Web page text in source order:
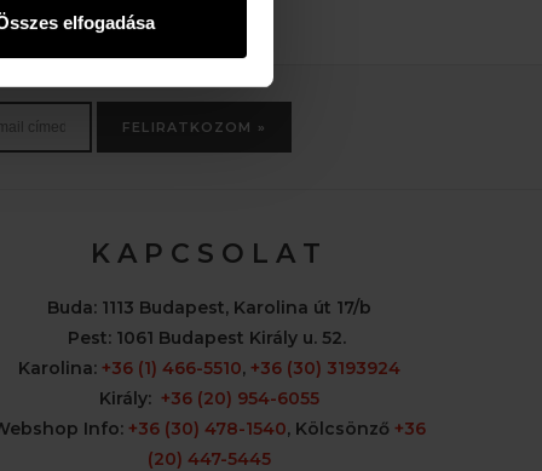
elfogadása
FELIRATKOZOM »
K A P C S O L A T
Buda:1113 Budapest, Karolina út 17/b
Pest:1061 Budapest Király u. 52.
Karolina: +36 (1) 466-5510, +36 (30) 3193924
Király: +36 (20) 954-6055
Info: +36 (30) 478-1540, Kölcsönző +36
(20) 447-5445